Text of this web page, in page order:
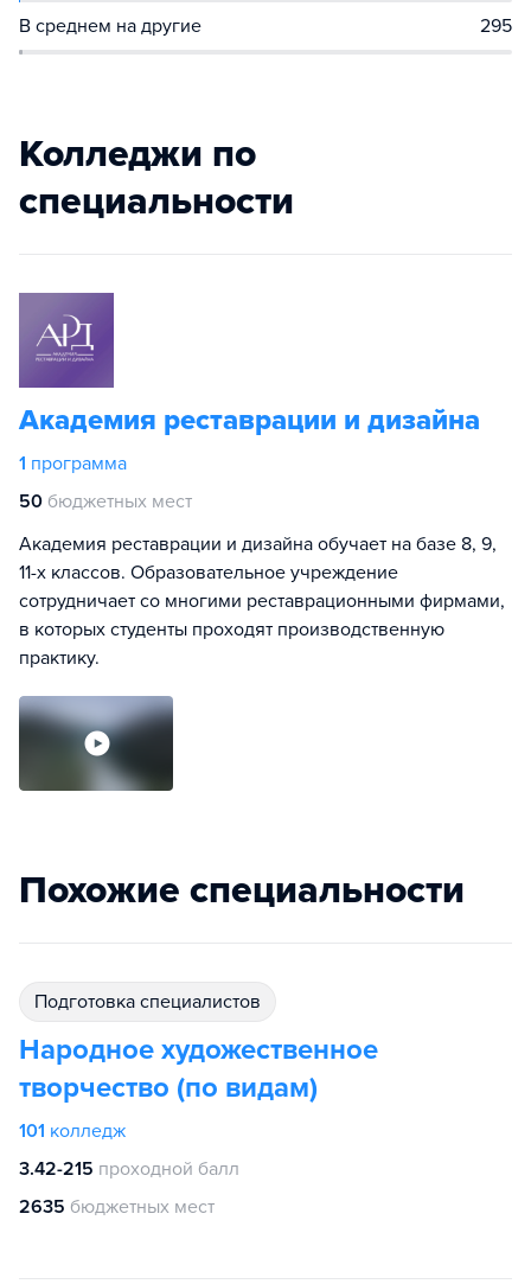
В среднем на другие 295
Колледжи по
специальности
Академия реставрации и дизайна
1 программа
50 бюджетных мест
Академия реставрации и дизайна обучает на базе 8, 9,
11-х классов. Образовательное учреждение
сотрудничает со многими реставрационными фирмами,
в которых студенты проходят производственную
практику.
Похожие специальности
подготовка специалистов
Народное художественное
творчество (по видам)
101 колледж
3.42-215 проходной балл
2635 бюджетных мест